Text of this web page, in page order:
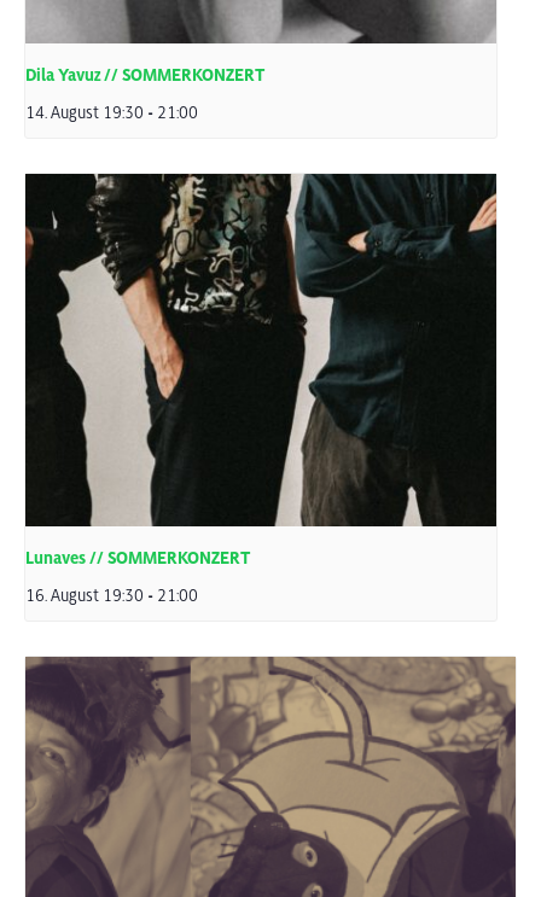
Dila Yavuz // SOMMERKONZERT
14. August 19:30 - 21:00
Lunaves // SOMMERKONZERT
16. August 19:30 - 21:00